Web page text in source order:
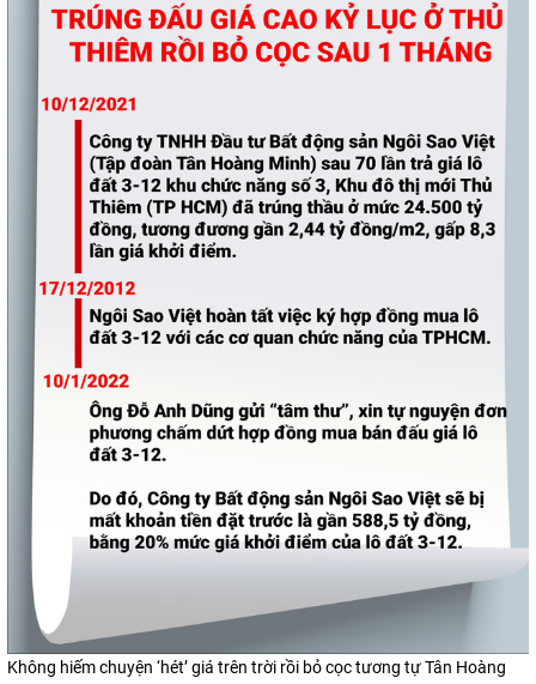
Không hiếm chuyện ‘hét’ giá trên trời rồi bỏ cọc tương tự Tân Hoàng